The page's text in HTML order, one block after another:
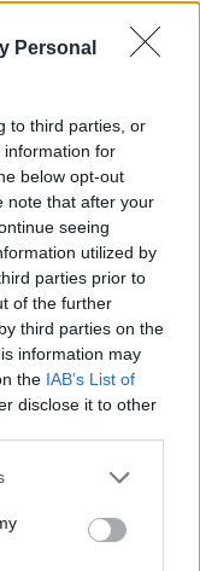
Personal
to third parties, or
information for
below opt-out
note that after your
seeing
utilized by
parties prior to
of the further
third parties on the
information may
the IAB’s List of
disclose it to other
LIVE E IN
ORA
IN TV
partita
campionato di